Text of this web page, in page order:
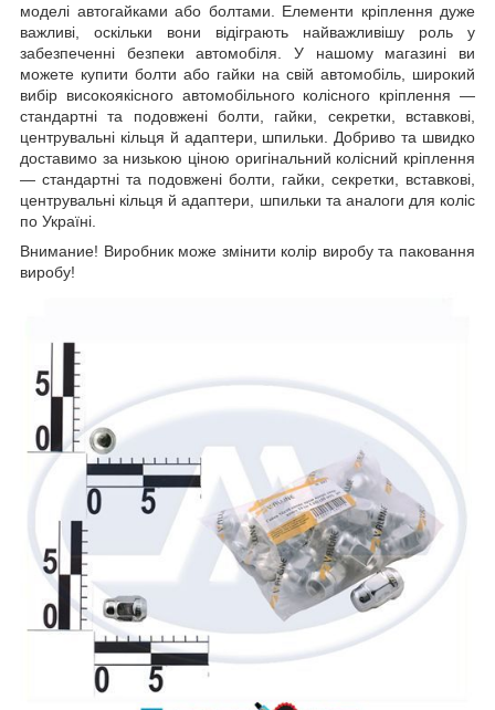
моделі автогайками або болтами. Елементи кріплення дуже
важливі, оскільки вони відіграють найважливішу роль у
забезпеченні безпеки автомобіля. У нашому магазині ви
можете купити болти або гайки на свій автомобіль, широкий
вибір високоякісного автомобільного колісного кріплення —
стандартні та подовжені болти, гайки, секретки, вставкові,
центрувальні кільця й адаптери, шпильки. Добриво та швидко
доставимо за низькою ціною оригінальний колісний кріплення
— стандартні та подовжені болти, гайки, секретки, вставкові,
центрувальні кільця й адаптери, шпильки та аналоги для коліс
по Україні.
Внимание! Виробник може змінити колір виробу та паковання
виробу!